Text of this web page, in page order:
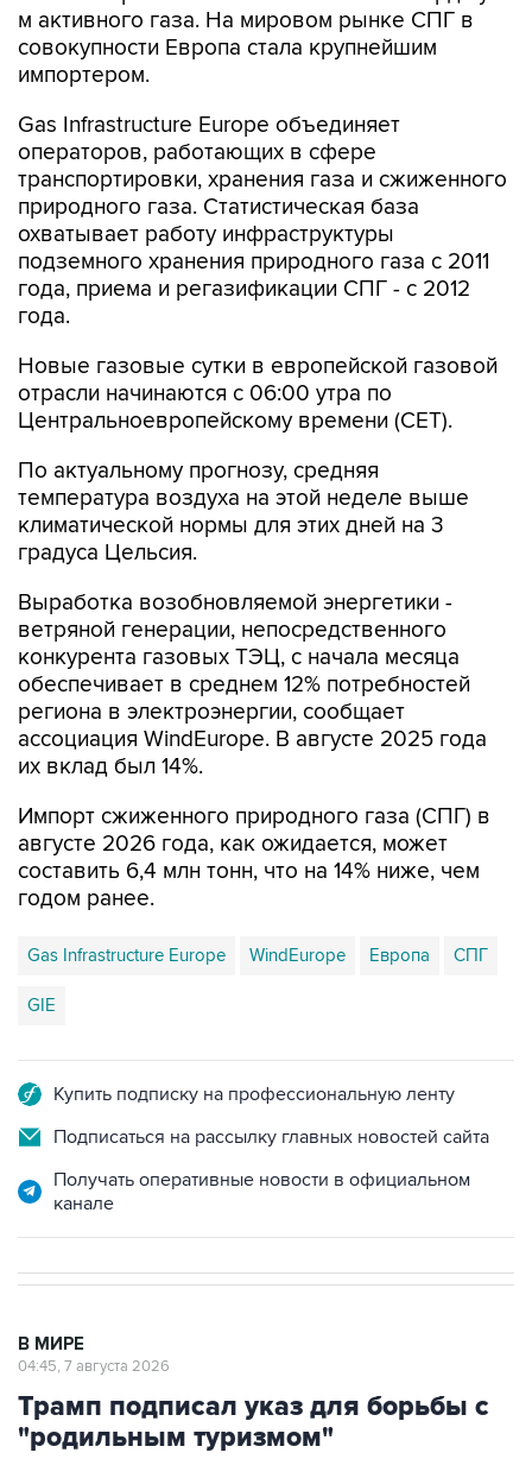
м активного газа. На мировом рынке СПГ в
совокупности Европа стала крупнейшим
импортером.
Gas Infrastructure Europe объединяет
операторов, работающих в сфере
транспортировки, хранения газа и сжиженного
природного газа. Статистическая база
охватывает работу инфраструктуры
подземного хранения природного газа с 2011
года, приема и регазификации СПГ - с 2012
года.
Новые газовые сутки в европейской газовой
отрасли начинаются c 06:00 утра по
Центральноевропейскому времени (CET).
По актуальному прогнозу, средняя
температура воздуха на этой неделе выше
климатической нормы для этих дней на 3
градуса Цельсия.
Выработка возобновляемой энергетики -
ветряной генерации, непосредственного
конкурента газовых ТЭЦ, с начала месяца
обеспечивает в среднем 12% потребностей
региона в электроэнергии, сообщает
ассоциация WindEurope. В августе 2025 года
их вклад был 14%.
Импорт сжиженного природного газа (СПГ) в
августе 2026 года, как ожидается, может
составить 6,4 млн тонн, что на 14% ниже, чем
годом ранее.
Gas Infrastructure Europe WindEurope Европа СПГ
GIE
Купить подписку на профессиональную ленту
Подписаться на рассылку главных новостей сайта
Получать оперативные новости в официальном
канале
В МИРЕ
04:45, 7 августа 2026
Трамп подписал указ для борьбы с
"родильным туризмом"